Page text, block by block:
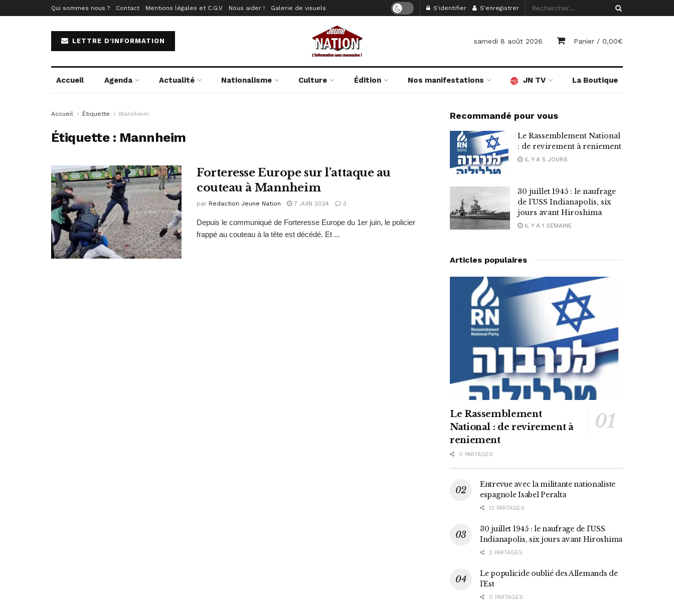
Qui sommes nous ? Contact Mentions légales et C.G.V Nous aider ! Galerie de visuels S'identifier S'enregistrer
LETTRE D'INFORMATION samedi 8 août 2026 Panier / 0,00€
Accueil Agenda Actualité Nationalisme Culture Édition Nos manifestations JN TV La Boutique
Accueil Étiquette Mannheim
Étiquette : Mannheim
Forteresse Europe sur l’attaque au
couteau à Mannheim
par Redaction Jeune Nation 7 JUIN 2024 3
Depuis le communiqué de Forteresse Europe du 1er juin, le policier
frappé au couteau à la tête est décédé. Et ...
Recommandé pour vous
Le Rassemblement National
: de revirement à reniement
IL Y A 5 JOURS
30 juillet 1945 : le naufrage
de l’USS Indianapolis, six
jours avant Hiroshima
IL Y A 1 SEMAINE
Articles populaires
Le Rassemblement
National : de revirement à
reniement
0 PARTAGES
Entrevue avec la militante nationaliste
espagnole Isabel Peralta
12 PARTAGES
30 juillet 1945 : le naufrage de l’USS
Indianapolis, six jours avant Hiroshima
2 PARTAGES
Le populicide oublié des Allemands de
l’Est
0 PARTAGES